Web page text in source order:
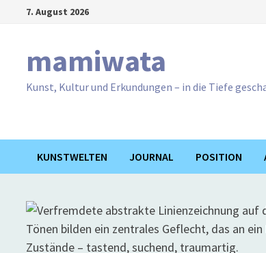
7. August 2026
mamiwata
Kunst, Kultur und Erkundungen – in die Tiefe
KUNSTWELTEN JOURNAL POSITION